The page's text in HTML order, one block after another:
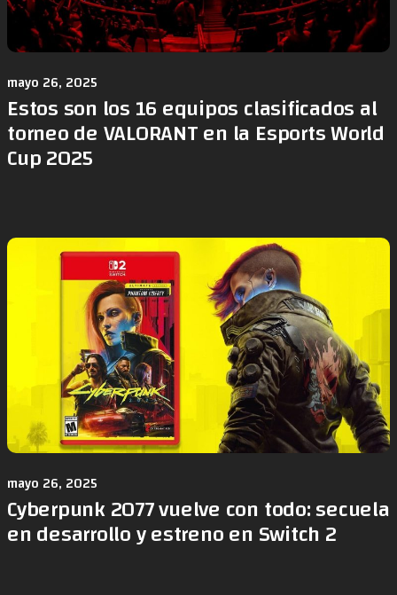
mayo 26, 2025
Estos son los 16 equipos clasificados al
torneo de VALORANT en la Esports World
Cup 2025
mayo 26, 2025
Cyberpunk 2077 vuelve con todo: secuela
en desarrollo y estreno en Switch 2